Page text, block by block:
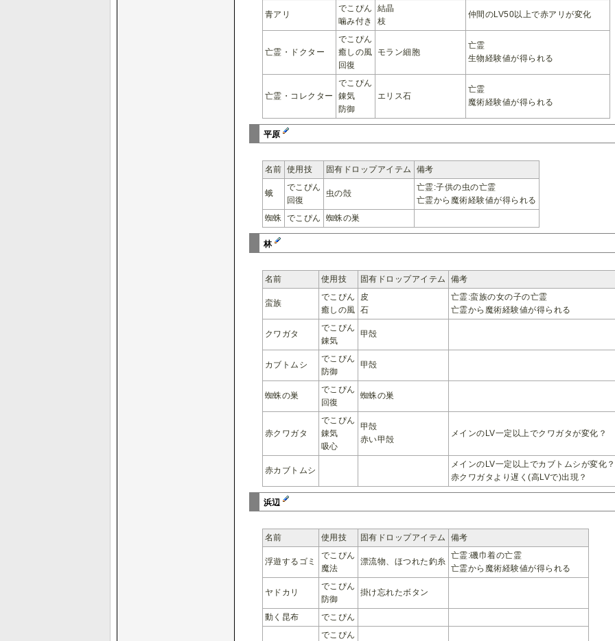
青アリ
でこぴん
噛み付き
結晶
枝
仲間のLV50以上で赤アリが変化
亡霊・ドクター
でこぴん
癒しの風
回復
モラン細胞
亡霊
生物経験値が得られる
亡霊・コレクター
でこぴん
錬気
防御
エリス石
亡霊
魔術経験値が得られる
平原
名前 使用技 固有ドロップアイテム 備考
蛾
でこぴん
回復
虫の殻
亡霊:子供の虫の亡霊
亡霊から魔術経験値が得られる
蜘蛛 でこぴん 蜘蛛の巣
林
名前 使用技 固有ドロップアイテム 備考
蛮族
でこぴん
癒しの風
皮
石
亡霊:蛮族の女の子の亡霊
亡霊から魔術経験値が得られる
クワガタ
でこぴん
錬気
甲殻
カブトムシ
でこぴん
防御
甲殻
蜘蛛の巣
でこぴん
回復
蜘蛛の巣
赤クワガタ
でこぴん
錬気
吸心
甲殻
赤い甲殻
メインのLV一定以上でクワガタが変化？
赤カブトムシ
メインのLV一定以上でカブトムシが変化？
赤クワガタより遅く(高LVで)出現？
浜辺
名前 使用技 固有ドロップアイテム 備考
浮遊するゴミ
でこぴん
魔法
漂流物、ほつれた釣糸
亡霊:磯巾着の亡霊
亡霊から魔術経験値が得られる
ヤドカリ
でこぴん
防御
掛け忘れたボタン
動く昆布 でこぴん
でこぴん